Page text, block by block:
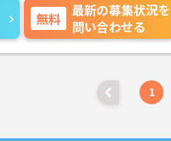
無料
最新の募集状況を
問い合わせる
1